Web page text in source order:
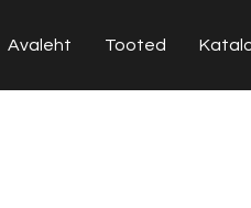
Avaleht Tooted